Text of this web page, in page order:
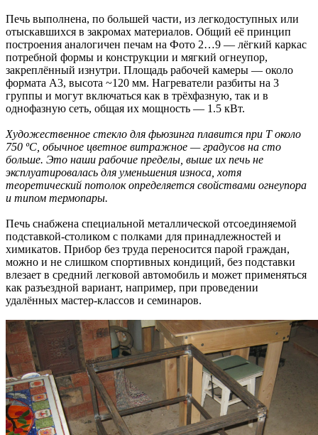
Печь выполнена, по большей части, из легкодоступных или
отыскавшихся в закромах материалов. Общий её принцип
построения аналогичен печам на Фото 2…9 — лёгкий каркас
потребной формы и конструкции и мягкий огнеупор,
закреплённый изнутри. Площадь рабочей камеры — около
формата А3, высота ~120 мм. Нагреватели разбиты на 3
группы и могут включаться как в трёхфазную, так и в
однофазную сеть, общая их мощность — 1.5 кВт.
Художественное стекло для фьюзинга плавится при Т около
750 ºС, обычное цветное витражное — градусов на сто
больше. Это наши рабочие пределы, выше их печь не
эксплуатировалась для уменьшения износа, хотя
теоретический потолок определяется свойствами огнеупора
и типом термопары.
Печь снабжена специальной металлической отсоединяемой
подставкой-столиком с полками для принадлежностей и
химикатов. Прибор без труда переносится парой граждан,
можно и не слишком спортивных кондиций, без подставки
влезает в средний легковой автомобиль и может применяться
как разъездной вариант, например, при проведении
удалённых мастер-классов и семинаров.